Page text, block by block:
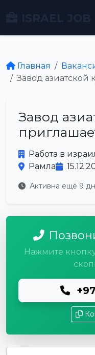
Главная
Завод азиатской
Завод
Работа в
Рамла
Активна ещё 9
Нажмите